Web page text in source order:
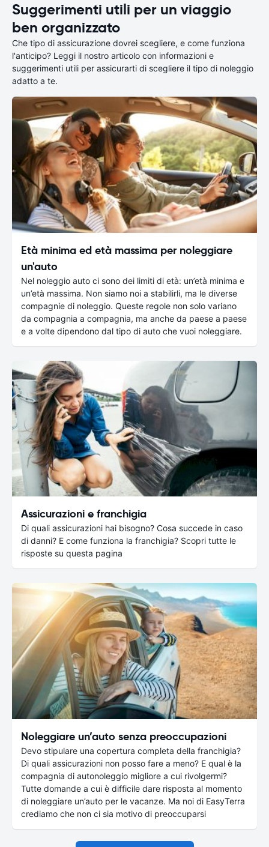
Suggerimenti utili per un viaggio
ben organizzato
Che tipo di assicurazione dovrei scegliere, e come funziona
l'anticipo? Leggi il nostro articolo con informazioni e
suggerimenti utili per assicurarti di scegliere il tipo di noleggio
adatto a te.
Età minima ed età massima per noleggiare
un'auto
Nel noleggio auto ci sono dei limiti di età: un’età minima e
un’età massima. Non siamo noi a stabilirli, ma le diverse
compagnie di noleggio. Queste regole non solo variano
da compagnia a compagnia, ma anche da paese a paese
e a volte dipendono dal tipo di auto che vuoi noleggiare.
Assicurazioni e franchigia
Di quali assicurazioni hai bisogno? Cosa succede in caso
di danni? E come funziona la franchigia? Scopri tutte le
risposte su questa pagina
Noleggiare un’auto senza preoccupazioni
Devo stipulare una copertura completa della franchigia?
Di quali assicurazioni non posso fare a meno? E qual è la
compagnia di autonoleggio migliore a cui rivolgermi?
Tutte domande a cui è difficile dare risposta al momento
di noleggiare un’auto per le vacanze. Ma noi di EasyTerra
crediamo che non ci sia motivo di preoccuparsi